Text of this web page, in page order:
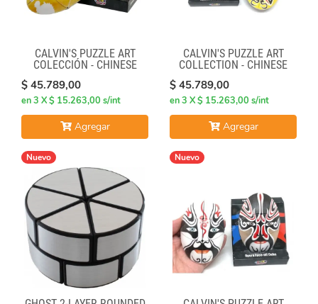
CALVIN'S PUZZLE ART
COLECCIÓN - CHINESE
(GRAFFITI CAMO)
$ 45.789,00
en 3 X $ 15.263,00 s/int
Agregar
CALVIN'S PUZZLE ART
COLLECTION - CHINESE
(GREEN & YELLOW MASKS)
$ 45.789,00
en 3 X $ 15.263,00 s/int
Agregar
Nuevo Nuevo